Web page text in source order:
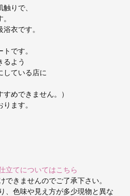
りで、
衣です。
です。
るよう
している店に
すめできません。）
ます。
立てについてはこちら
できませんのでご了承下さい。
、色味や見え方が多少現物と異な